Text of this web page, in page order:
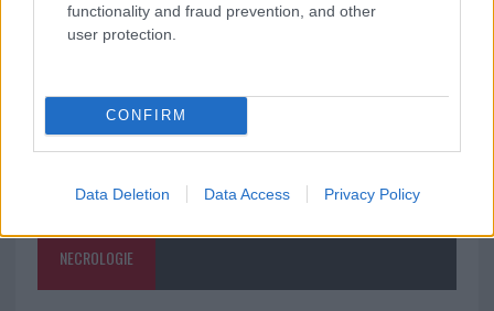
functionality and fraud prevention, and other
user protection.
CONFIRM
Data Deletion Data Access Privacy Policy
NECROLOGIE